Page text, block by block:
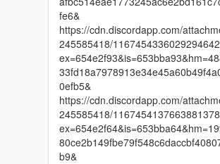
fe6&
https://cdn.discordapp.com/
245585418/
0efb5&
https://cdn.discordapp.com/
245585418/
b9&